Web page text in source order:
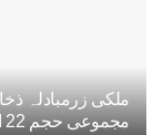
مجموعی حجم 22 ارب 47 کروڑ ڈالر تک پہنچ گیا